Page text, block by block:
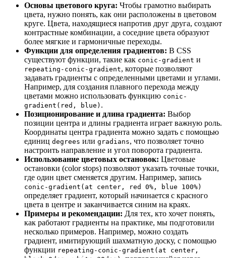
Основы цветового круга: Чтобы грамотно выбирать
цвета, нужно понять, как они расположены в цветовом
круге. Цвета, находящиеся напротив друг друга, создают
контрастные комбинации, а соседние цвета образуют
более мягкие и гармоничные переходы.
Функции для определения градиентов: В CSS
существуют функции, такие как conic-gradient и
repeating-conic-gradient, которые позволяют
задавать градиенты с определенными цветами и углами.
Например, для создания плавного перехода между
цветами можно использовать функцию conic-
gradient(red, blue) .
Позиционирование и длина градиента: Выбор
позиции центра и длины градиента играет важную роль.
Координаты центра градиента можно задать с помощью
единиц degrees или gradians, что позволяет точно
настроить направление и угол поворота градиента.
Использование цветовых остановок: Цветовые
остановки (color stops) позволяют указать точные точки,
где один цвет сменяется другим. Например, запись
conic-gradient(at center, red 0%, blue 100%)
определяет градиент, который начинается с красного
цвета в центре и заканчивается синим на краях.
Примеры и рекомендации: Для тех, кто хочет понять,
как работают градиенты на практике, мы подготовили
несколько примеров. Например, можно создать
градиент, имитирующий шахматную доску, с помощью
функции repeating-conic-gradient(at center,